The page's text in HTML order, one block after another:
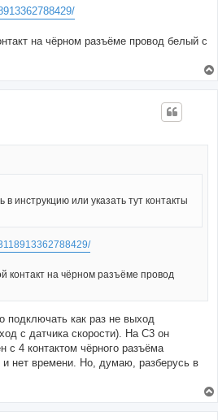
на чёрном разъёме провод белый с
в инструкцию или указать тут контакты
контакт на чёрном разъёме провод
подключать как раз не выход
с датчика скорости). На С3 он
с 4 контактом чёрного разъёма
и нет времени. Но, думаю, разберусь в